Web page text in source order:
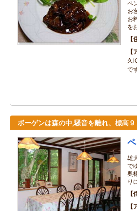
ペ
お
お
を
久
で
ボーゲンは森の中,騒音を離れ、標高
雄
で
奥
り